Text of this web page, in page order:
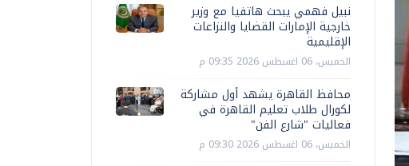
نبيل فهمي يبحث هاتفيا مع وزير
خارجية الإمارات القضايا والنزاعات
الإقليمية
الخميس، 06 اغسطس 2026 09:35 م
محافظ القاهرة يشهد أول مشاركة
لكورال طلاب تعليم القاهرة في
فعاليات "شارع الفن"
الخميس، 06 اغسطس 2026 09:30 م